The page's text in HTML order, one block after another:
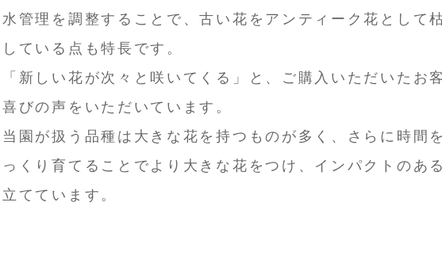
水管理を調整することで、古い花をアンティーク花として
している点も特長です。
「新しい花が次々と咲いてくる」と、ご購入いただいたお
喜びの声をいただいています。
当園が扱う品種は大きな花を持つものが多く、さらに時間
っくり育てることでより大きな花をつけ、インパクトのあ
立てています。